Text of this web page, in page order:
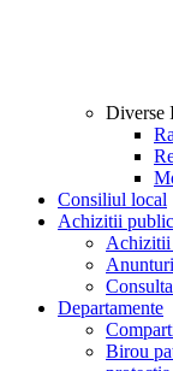
Diverse
Consiliul local
Achizitii
Achizitii
Departamente
Birou